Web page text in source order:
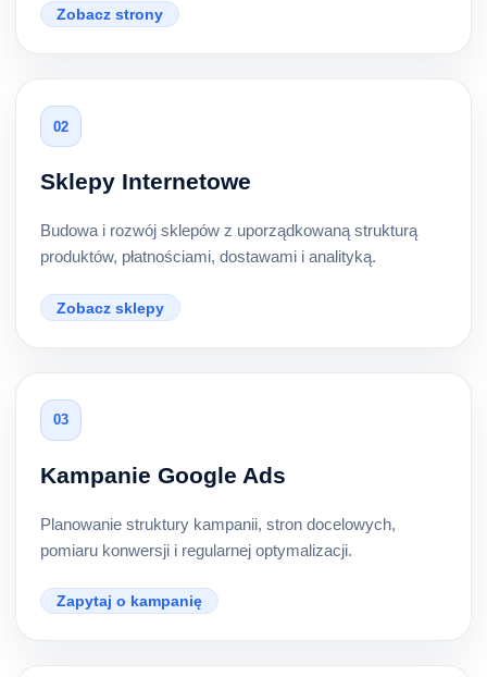
Zobacz strony
02
Sklepy Internetowe
Budowa i rozwój sklepów z uporządkowaną strukturą
produktów, płatnościami, dostawami i analityką.
Zobacz sklepy
03
Kampanie Google Ads
Planowanie struktury kampanii, stron docelowych,
pomiaru konwersji i regularnej optymalizacji.
Zapytaj o kampanię